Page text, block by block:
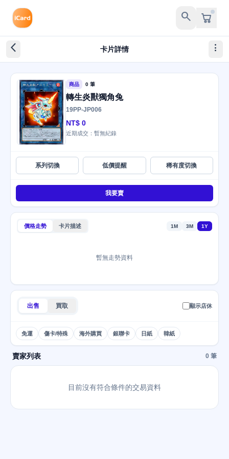
search
arrow_back_ios_new 卡片詳情 more_vert
商品 0 筆
轉生炎獸獨角兔
19PP-JP006
NT$ 0
近期成交：暫無紀錄
系列切換 低價提醒 稀有度切換
我要賣
價格走勢 卡片描述 1M 3M 1Y
暫無走勢資料
出售 買取 顯示店休
免運 傷卡/特殊 海外購買 銀聯卡 日紙 韓紙
賣家列表 0 筆
目前沒有符合條件的交易資料